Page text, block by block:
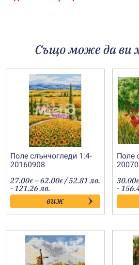
Също може да ви
Поле слънчогледи 1:4-
20160908
27.00€ –62.00€Price
range:
27.00€
through
62.00€
/ 52.81 лв.
- 121.26 лв.
виж
Поле
30.00€
-